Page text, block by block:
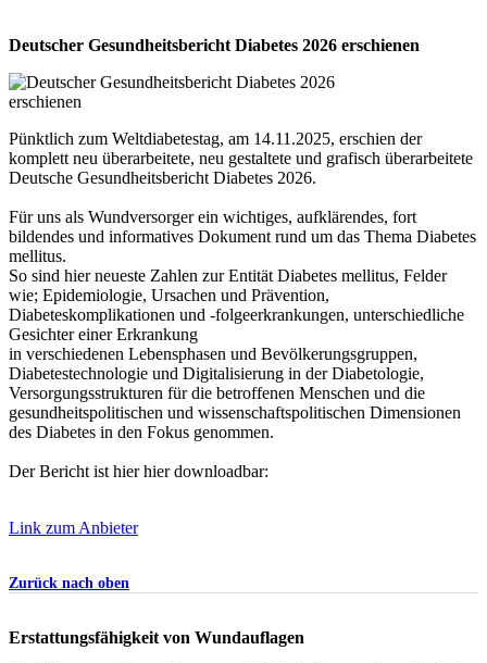
Deutscher Gesundheitsbericht Diabetes 2026 erschienen
Pünktlich zum Weltdiabetestag, am 14.11.2025, erschien der
komplett neu überarbeitete, neu gestaltete und grafisch überarbeitete
Deutsche Gesundheitsbericht Diabetes 2026.
Für uns als Wundversorger ein wichtiges, aufklärendes, fort
bildendes und informatives Dokument rund um das Thema Diabetes
mellitus.
So sind hier neueste Zahlen zur Entität Diabetes mellitus, Felder
wie; Epidemiologie, Ursachen und Prävention,
Diabeteskomplikationen und -folgeerkrankungen, unterschiedliche
Gesichter einer Erkrankung
in verschiedenen Lebensphasen und Bevölkerungsgruppen,
Diabetestechnologie und Digitalisierung in der Diabetologie,
Versorgungsstrukturen für die betroffenen Menschen und die
gesundheitspolitischen und wissenschaftspolitischen Dimensionen
des Diabetes in den Fokus genommen.
Der Bericht ist hier hier downloadbar:
Link zum Anbieter
Zurück nach oben
Erstattungsfähigkeit von Wundauflagen